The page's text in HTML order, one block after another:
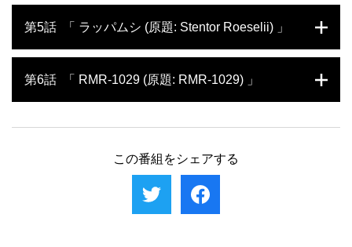
ではないかと強く疑うようになり、セラピス
トに打ち明ける。
になり、トレッティとライカーは議員宛ての
た。陸軍感染症医学研究所のブルースは、職
調べ、ライカーとトレッティは郵政公社の監
察官の協力を得て、犯人が封筒を購入した場
学院でブルースと一緒だった微生物学者が
FBIに情報を提供。ブルースが当時取ってい
第5話 「 ラッパムシ (原題: Stentor Roeselii) 」
ると、FBIはその容疑者の追及に全力を傾け
る。ライカーは新たな捜査チームに加わるこ
かに追い続ける。
第6話 「 RMR-1029 (原題: RMR-1029) 」
爆発させてしまう。容疑者が1人に絞られ、
する。一方、FBIの捜査の手が迫るブルース
は、心のバランスを崩してしまう。
この番組をシェアする